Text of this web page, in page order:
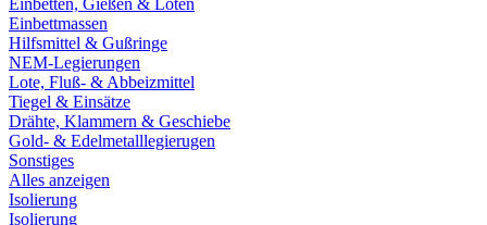
Einbetten, Gießen & Löten
Einbettmassen
Hilfsmittel & Gußringe
NEM-Legierungen
Lote, Fluß- & Abbeizmittel
Tiegel & Einsätze
Drähte, Klammern & Geschiebe
Gold- & Edelmetalllegierugen
Sonstiges
Alles anzeigen
Isolierung
Isolierung